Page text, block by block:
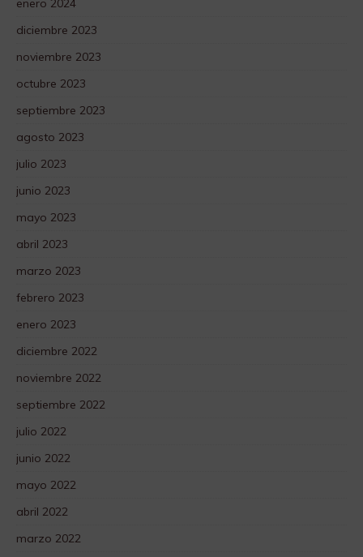
enero 2024
diciembre 2023
noviembre 2023
octubre 2023
septiembre 2023
agosto 2023
julio 2023
junio 2023
mayo 2023
abril 2023
marzo 2023
febrero 2023
enero 2023
diciembre 2022
noviembre 2022
septiembre 2022
julio 2022
junio 2022
mayo 2022
abril 2022
marzo 2022